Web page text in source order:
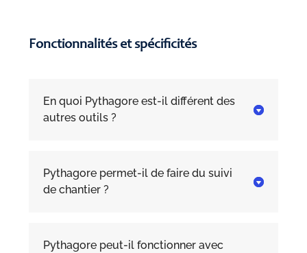
Fonctionnalités et spécificités

En quoi Pythagore est-il différent des
autres outils ?

Pythagore permet-il de faire du suivi
de chantier ?
Pythagore peut-il fonctionner avec